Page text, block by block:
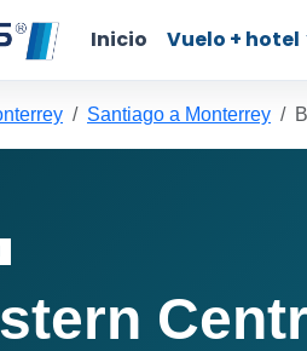
Inicio Vuelo + hotel
Santiago a Monterrey